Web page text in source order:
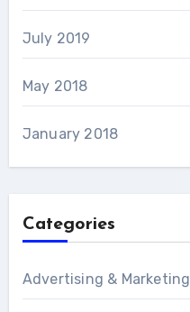
July 2019
May 2018
January 2018
Categories
Advertising & Marketing